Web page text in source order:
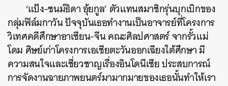
‘แป้ง-ชนม์ธิดา อุ้ยกูล’ ตัวแทนสมาชิกรุ่นบุกเบิกของ
กลุ่มฟิล์มกาวัน ปัจจุบันเธอทำงานเป็นอาจารย์ที่โครงการ
วิเทศคดีศึกษาอาเซียน-จีน คณะศิลปศาสตร์จากรั้วแม่
โดม ศิษย์เก่าโครงการเอเชียตะวันออกเฉียงใต้ศึกษา มี
ความสนใจและเชี่ยวชาญเรื่องอินโดนีเซีย ประสบการณ์
การจัดงานฉายภาพยนตร์มามากมายของเธอนั้นทำให้เรา